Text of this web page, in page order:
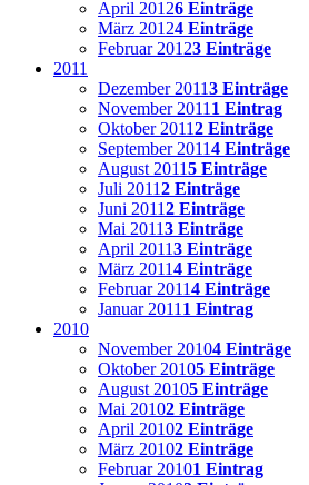
April 20126 Einträge
März 20124 Einträge
Februar 20123 Einträge
2011
Dezember 20113 Einträge
November 2011 1 Eintrag
Oktober 20112 Einträge
September 20114 Einträge
August 20115 Einträge
Juli 20112 Einträge
Juni 20112 Einträge
Mai 20113 Einträge
April 20113 Einträge
März 20114 Einträge
Februar 20114 Einträge
Januar 2011 1 Eintrag
2010
November 20104 Einträge
Oktober 20105 Einträge
August 20105 Einträge
Mai 20102 Einträge
April 20102 Einträge
März 20102 Einträge
Februar 20101 Eintrag